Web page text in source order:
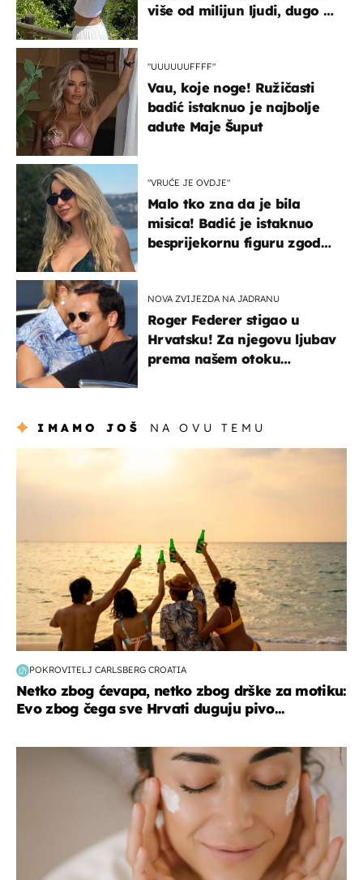
više od milijun ljudi, dugo se
"UUUUUUFFFF"
Vau, koje noge! Ružičasti
badić istaknuo je najbolje
adute Maje Šuput
"VRUĆE JE OVDJE"
Malo tko zna da je bila
misica! Badić je istaknuo
besprijekornu figuru zgodne
NOVA ZVIJEZDA NA JADRANU
Roger Federer stigao u
Hrvatsku! Za njegovu ljubav
prema našem otoku
IMAMO JOŠ NA OVU TEMU
POKROVITELJ CARLSBERG CROATIA
Netko zbog ćevapa, netko zbog drške za motiku:
Evo zbog čega sve Hrvati duguju pivo...
moda & ljepota